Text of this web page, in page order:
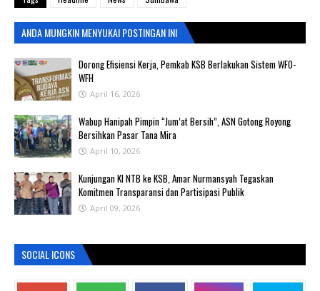
ANDA MUNGKIN MENYUKAI POSTINGAN INI
‎Dorong Efisiensi Kerja, Pemkab KSB Berlakukan Sistem WFO-
WFH ‎
April 16, 2026
Wabup Hanipah Pimpin “Jum’at Bersih”, ASN Gotong Royong
Bersihkan Pasar Tana Mira
April 10, 2026
Kunjungan KI NTB ke KSB, Amar Nurmansyah Tegaskan
Komitmen Transparansi dan Partisipasi Publik
April 09, 2026
SOCIAL ICONS